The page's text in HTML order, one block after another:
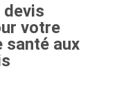
devis
votre
santé aux